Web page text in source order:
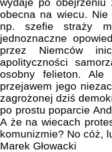
obecna na wiecu.
np. szefie straży
jednoznaczne
przez Niemców
apolityczności
osobny felieton. Ale
przejawem jego
zagrożonej dziś
po prostu poparcie
A że na wiecach
komunizmie? No cóż,
Marek Głowacki